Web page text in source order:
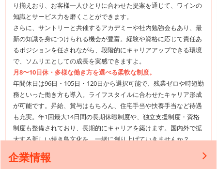
り揃えおり、お客様一人ひとりに合わせた提案を通じて、ワインの
知識とサービス力を磨くことができます。
さらに、サントリーと共催するアカデミーや社内勉強会もあり、最
新の知識を身につけられる機会が豊富。経験や資格に応じて責任あ
るポジションを任されながら、段階的にキャリアアップできる環境
で、ソムリエとしての成長を実感できますよ。
月8〜10日休・多様な働き方を選べる柔軟な制度。
年間休日は96日・105日・120日から選択可能で、残業ゼロや時短勤
務といった働き方も導入。ライフスタイルに合わせたキャリア形成
が可能です。昇給、賞与はもちろん、住宅手当や扶養手当など待遇
も充実。年1回最大14日間の長期休暇制度や、独立支援制度・資格
制度も整備されており、長期的にキャリアを築けます。国内外で拡
大する新しい焼き鳥文化を、一緒に創り上げていきませんか？
企業情報